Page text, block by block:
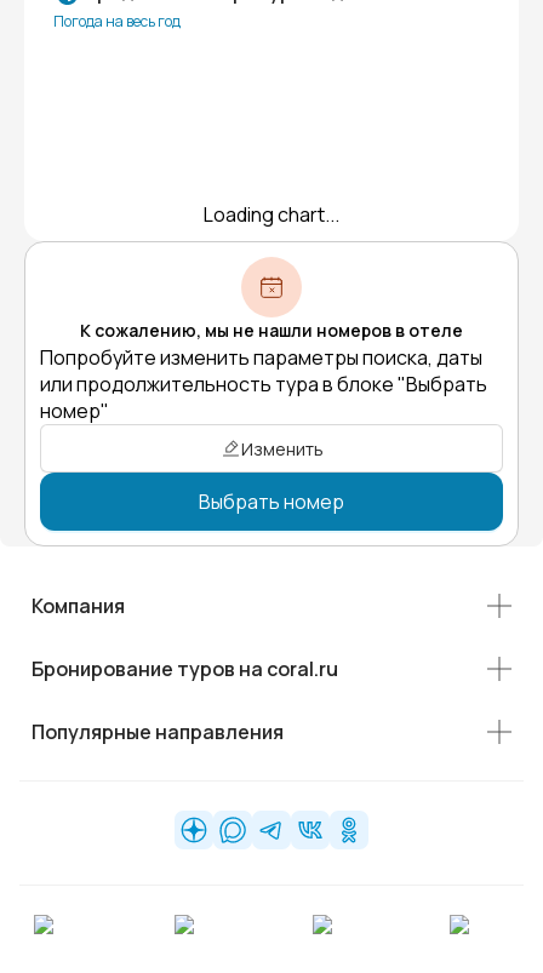
Погода на весь год
Loading chart...
К сожалению, мы не нашли номеров в отеле
Попробуйте изменить параметры поиска, даты
или продолжительность тура в блоке "Выбрать
номер"
Изменить
Выбрать номер
Компания
Бронирование туров на coral.ru
Популярные направления